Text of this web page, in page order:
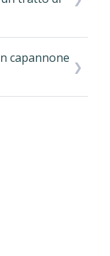
capannone